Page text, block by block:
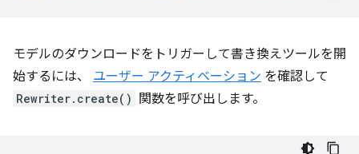
モデルのダウンロードをトリガーして書き換えツールを開
始するには、 ユーザー アクティベーション を確認して
Rewriter.create() 関数を呼び出します。